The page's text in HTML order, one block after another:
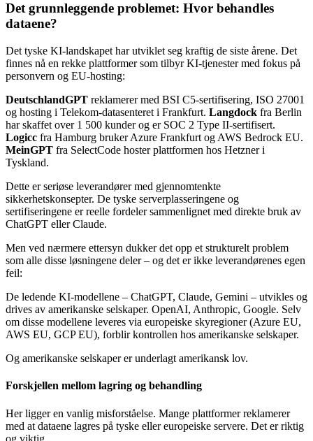
Det grunnleggende problemet: Hvor behandles
dataene?
Det tyske KI-landskapet har utviklet seg kraftig de siste årene. Det
finnes nå en rekke plattformer som tilbyr KI-tjenester med fokus på
personvern og EU-hosting:
DeutschlandGPT reklamerer med BSI C5-sertifisering, ISO 27001
og hosting i Telekom-datasenteret i Frankfurt. Langdock fra Berlin
har skaffet over 1 500 kunder og er SOC 2 Type II-sertifisert.
Logicc fra Hamburg bruker Azure Frankfurt og AWS Bedrock EU.
MeinGPT fra SelectCode hoster plattformen hos Hetzner i
Tyskland.
Dette er seriøse leverandører med gjennomtenkte
sikkerhetskonsepter. De tyske serverplasseringene og
sertifiseringene er reelle fordeler sammenlignet med direkte bruk av
ChatGPT eller Claude.
Men ved nærmere ettersyn dukker det opp et strukturelt problem
som alle disse løsningene deler – og det er ikke leverandørenes egen
feil:
De ledende KI-modellene – ChatGPT, Claude, Gemini – utvikles og
drives av amerikanske selskaper. OpenAI, Anthropic, Google. Selv
om disse modellene leveres via europeiske skyregioner (Azure EU,
AWS EU, GCP EU), forblir kontrollen hos amerikanske selskaper.
Og amerikanske selskaper er underlagt amerikansk lov.
Forskjellen mellom lagring og behandling
Her ligger en vanlig misforståelse. Mange plattformer reklamerer
med at dataene lagres på tyske eller europeiske servere. Det er riktig
og viktig.